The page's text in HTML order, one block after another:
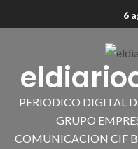
6
PERIODICO DIGITAL
GRUPO
COMUNICACION CIF